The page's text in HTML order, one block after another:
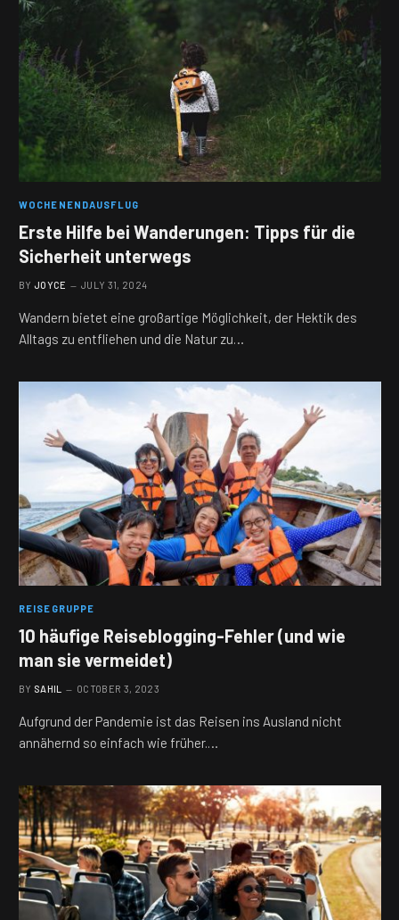
WOCHENENDAUSFLUG
Erste Hilfe bei Wanderungen: Tipps für die
Sicherheit unterwegs
BY JOYCE JULY 31, 2024
Wandern bietet eine großartige Möglichkeit, der Hektik des
Alltags zu entfliehen und die Natur zu…
REISEGRUPPE
10 häufige Reiseblogging-Fehler (und wie
man sie vermeidet)
BY SAHIL OCTOBER 3, 2023
Aufgrund der Pandemie ist das Reisen ins Ausland nicht
annähernd so einfach wie früher.…